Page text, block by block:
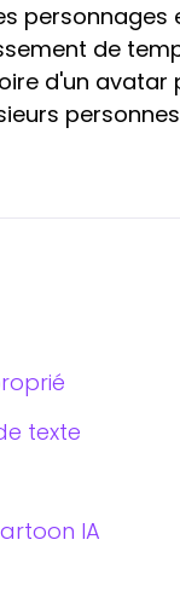
de
d'un avatar
texte
IA